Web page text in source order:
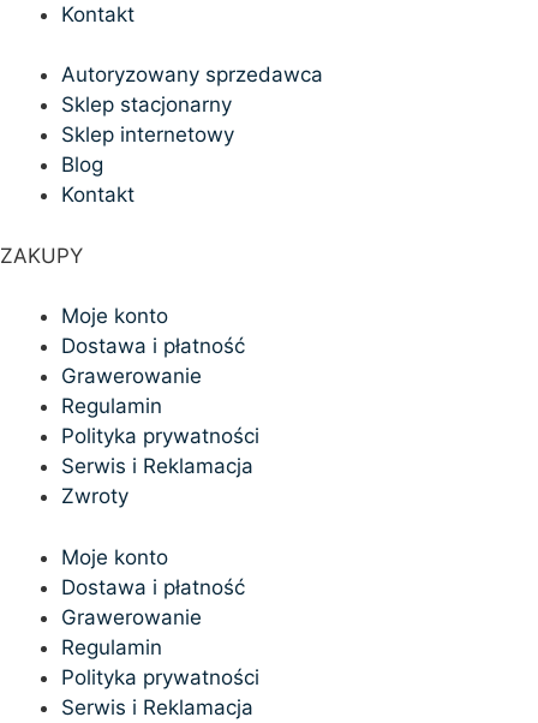
Kontakt
Autoryzowany sprzedawca
Sklep stacjonarny
Sklep internetowy
Blog
Kontakt
ZAKUPY
Moje konto
Dostawa i płatność
Grawerowanie
Regulamin
Polityka prywatności
Serwis i Reklamacja
Zwroty
Moje konto
Dostawa i płatność
Grawerowanie
Regulamin
Polityka prywatności
Serwis i Reklamacja